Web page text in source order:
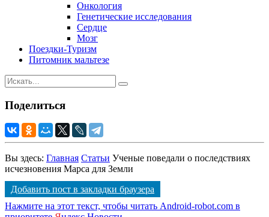
Онкология
Генетические исследования
Сердце
Мозг
Поездки-Туризм
Питомник мальтезе
Поделиться
Вы здесь: Главная Статьи Ученые поведали о последствиях
исчезновения Марса для Земли
Добавить пост в закладки браузера
Нажмите на этот текст, чтобы читать Android-robot.com в